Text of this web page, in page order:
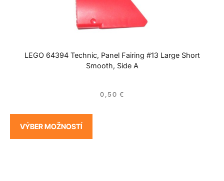
LEGO 64394 Technic, Panel Fairing #13 Large Short
Smooth, Side A
0,50 €
VÝBER MOŽNOSTÍ